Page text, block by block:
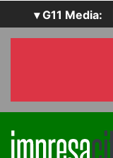
▾ G11 Media:
SecurityOpenLab